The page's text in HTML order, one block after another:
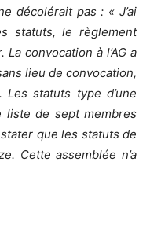
décolérait pas : « J’ai
statuts, le règlement
convocation à l’AG a
lieu de convocation,
statuts type d’une
liste de sept membres
que les statuts de
Cette assemblée n’a